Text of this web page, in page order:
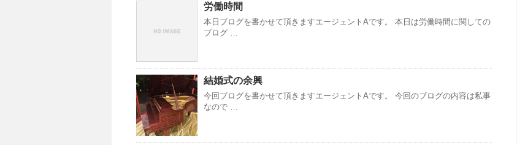
労働時間
本日ブログを書かせて頂きますエージェントAです。 本日は労働時間に関しての
ブログ …
結婚式の余興
今回ブログを書かせて頂きますエージェントAです。 今回のブログの内容は私事
なので …